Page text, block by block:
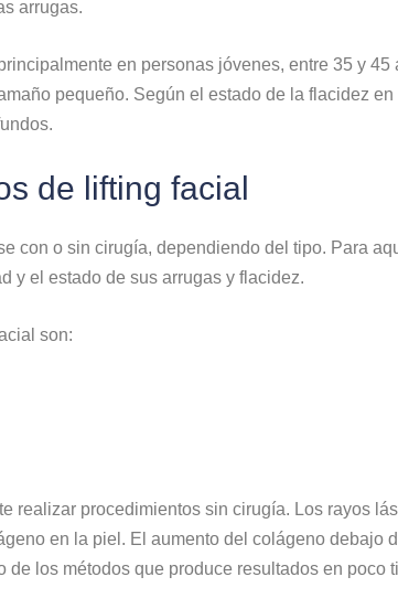
arrugas.
en personas jóvenes, entre 35 y
pequeño. Según el estado de la flacidez
de lifting facial
con o sin cirugía, dependiendo del tipo. Para
y el estado de sus arrugas y flacidez.
son:
realizar procedimientos sin cirugía. Los rayos
en la piel. El aumento del colágeno debajo
los métodos que produce resultados en poco